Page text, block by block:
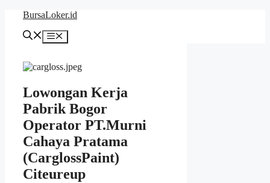
Langsung
BursaLoker.id
Menu
Lowongan Kerja
Pabrik Bogor
Operator PT.Murni
Cahaya Pratama
(CarglossPaint)
Citeureup